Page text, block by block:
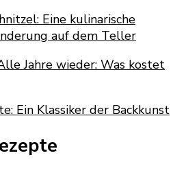
Eine kulinarische
auf dem Teller
Jahre wieder: Was kostet
Ein Klassiker der Backkunst